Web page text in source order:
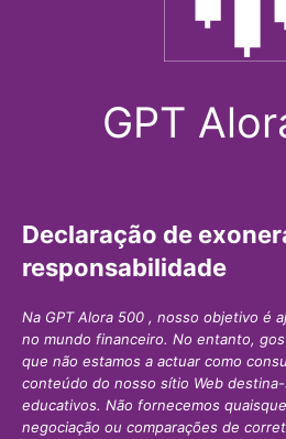
GPT
Declaração de
responsabilidade
Na GPT Alora 500 , nosso objetivo é
no mundo financeiro. No entanto,
que não estamos a actuar como
conteúdo do nosso sítio Web
educativos. Não fornecemos
negociação ou comparações de